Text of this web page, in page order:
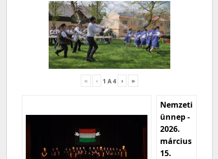
« ‹ 1 A4 › »
Nemzeti
ünnep -
2026.
március
15.